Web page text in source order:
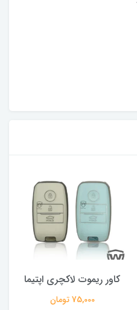
کاور ریموت لاکچری اپتیما
75,000 تومان